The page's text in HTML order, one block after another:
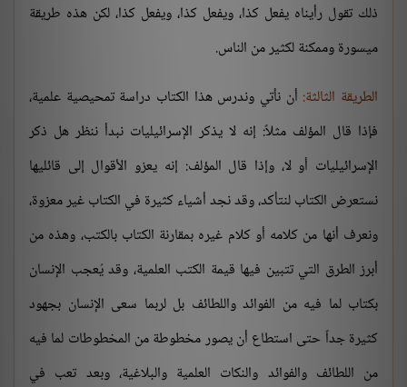
ذلك تقول رأيناه يفعل كذا، ويفعل كذا، ويفعل كذا، لكن هذه طريقة
ميسورة وممكنة لكثير من الناس.
الطريقة الثالثة: أن نأتي وندرس هذا الكتاب دراسة تمحيصية علمية،
فإذا قال المؤلف مثلاً: إنه لا يذكر الإسرائيليات نبدأ ننظر هل ذكر
الإسرائيليات أو لا، وإذا قال المؤلف: إنه يعزو الأقوال إلى قائليها
نستعرض الكتاب لنتأكد، وقد نجد أشياء كثيرة في الكتاب غير معزوة،
ونعرف أنها من كلامه أو كلام غيره بمقارنة الكتاب بالكتب، وهذه من
أبرز الطرق التي تتبين فيها قيمة الكتب العلمية، وقد يُعجب الإنسان
بكتاب لما فيه من الفوائد واللطائف بل لربما سعى الإنسان بجهود
كثيرة جداً حتى استطاع أن يصور مخطوطة من المخطوطات لما فيه
من اللطائف والفوائد والنكات العلمية والبلاغية، وبعد تعب في